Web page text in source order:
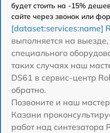
будет стоить на -15%
сайте через звонок или
[dataset:services:name]
выполняется на выезде,
специального
таких случаях наш
DS61 в сервис-центр
обратно.
Позвоните и наш
Казани
работ над синтезатора